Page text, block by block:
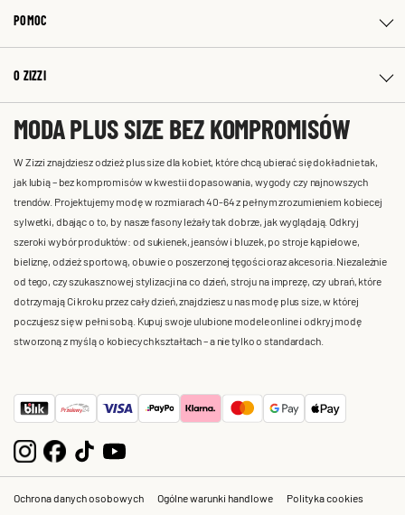
POMOC
O ZIZZI
MODA PLUS SIZE BEZ KOMPROMISÓW
W Zizzi znajdziesz odzież plus size dla kobiet, które chcą ubierać się dokładnie tak,
jak lubią – bez kompromisów w kwestii dopasowania, wygody czy najnowszych
trendów. Projektujemy modę w rozmiarach 40-64 z pełnym zrozumieniem kobiecej
sylwetki, dbając o to, by nasze fasony leżały tak dobrze, jak wyglądają. Odkryj
szeroki wybór produktów: od sukienek, jeansów i bluzek, po stroje kąpielowe,
bieliznę, odzież sportową, obuwie o poszerzonej tęgości oraz akcesoria. Niezależnie
od tego, czy szukasz nowej stylizacji na co dzień, stroju na imprezę, czy ubrań, które
dotrzymają Ci kroku przez cały dzień, znajdziesz u nas modę plus size, w której
poczujesz się w pełni sobą. Kupuj swoje ulubione modele online i odkryj modę
stworzoną z myślą o kobiecych kształtach – a nie tylko o standardach.
Ochrona danych osobowych Ogólne warunki handlowe
Polityka cookies